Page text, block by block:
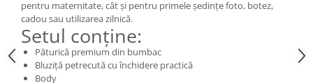
pentru maternitate, cât și pentru primele ședințe foto, botez,
cadou sau utilizarea zilnică.
Setul conține:
Păturică premium din bumbac
Bluziță petrecută cu închidere practică
Body